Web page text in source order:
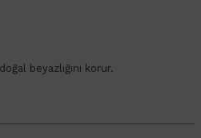
beyazlığını korur.